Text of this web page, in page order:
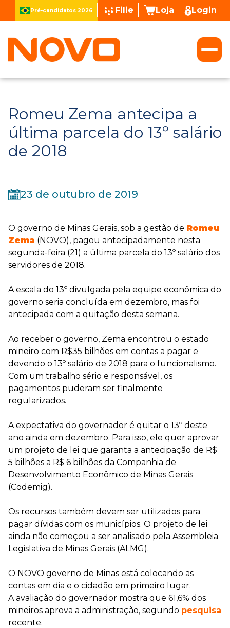
Pré-candidatos 2026 Filie Loja Login
Romeu Zema antecipa a
última parcela do 13º salário
de 2018
23 de outubro de 2019
O governo de Minas Gerais, sob a gestão de Romeu
Zema (NOVO), pagou antecipadamente nesta
segunda-feira (21) a última parcela do 13º salário dos
servidores de 2018.
A escala do 13º divulgada pela equipe econômica do
governo seria concluída em dezembro, mas foi
antecipada com a quitação desta semana.
Ao receber o governo, Zema encontrou o estado
mineiro com R$35 bilhões em contas a pagar e
devendo o 13º salário de 2018 para o funcionalismo.
Com um trabalho sério e responsável, os
pagamentos puderam ser finalmente
regularizados.
A expectativa do governador é quitar o 13º deste
ano ainda em dezembro. Para isso, ele quer aprovar
um projeto de lei que garanta a antecipação de R$
5 bilhões a R$ 6 bilhões da Companhia de
Desenvolvimento Econômico de Minas Gerais
(Codemig).
Os recursos também devem ser utilizados para
pagar dívidas com os municípios. O projeto de lei
ainda não começou a ser analisado pela Assembleia
Legislativa de Minas Gerais (ALMG).
O NOVO governo de Minas está colocando as
contas em dia e o cidadão em primeiro lugar.
A avaliação do governador mostra que 61,6% dos
mineiros aprova a administração, segundo pesquisa
recente.